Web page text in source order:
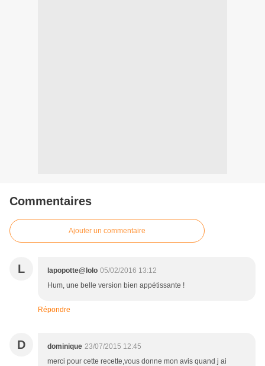
Commentaires
Ajouter un commentaire
L lapopotte@lolo 05/02/2016 13:12
Hum, une belle version bien appétissante !
Répondre
D dominique 23/07/2015 12:45
merci pour cette recette,vous donne mon avis quand j ai